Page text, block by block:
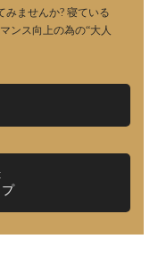
みませんか? 寝ている
ンス向上の為の“大人